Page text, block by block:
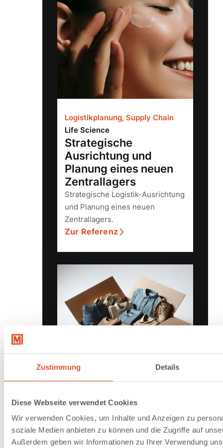
Zustimmung Details
Diese Webseite verwendet Cookies
Wir verwenden Cookies, um Inhalte und Anzeigen zu
soziale Medien anbieten zu können und die Zugriffe auf
Außerdem geben wir Informationen zu Ihrer Verwendung
Logistikplanung, Supply Chain
Life Science
Strategische
Ausrichtung und
Planung eines neuen
Zentrallagers
Strategische Logistik-Ausrichtung
und Planung eines neuen
Zentrallagers.
Zur Referenz
Retail & (E-)Commerce
Materialflussoptimierung